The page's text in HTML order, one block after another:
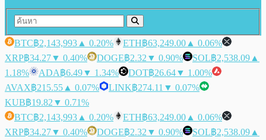
BTC฿2,143,993 ▲ 0.20% ETH฿63,249.00 ▲ 0.06%
XRP฿34.27▼ 0.40% DOGE฿2.32 ▼ 0.90% SOL฿2,538.09 ▲
1.18%
ADA฿6.49▼ 1.34% DOT฿26.64▼ 1.00%
AVAX฿215.55 ▲ 0.07% LINK฿274.11 ▼ 0.07%
KUB฿19.82 ▼ 0.71%
BTC฿2,143,993 ▲ 0.20% ETH฿63,249.00 ▲ 0.06%
XRP฿34.27▼ 0.40% DOGE฿2.32 ▼ 0.90% SOL฿2,538.09 ▲